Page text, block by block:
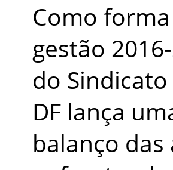
Como
gestão
do
DF lança
balanço das